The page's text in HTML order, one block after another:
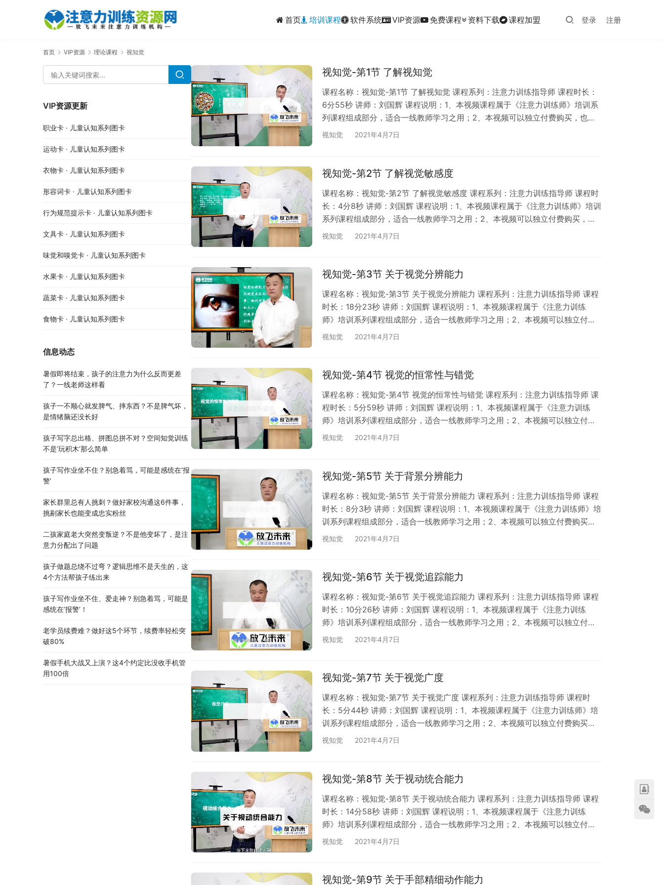
首页 培训课程 软件系统 VIP资源 免费课程 资料下载 课程加盟 登录 注册
首页 VIP资源 理论课程 视知觉
视知觉-第1节 了解视知觉
课程名称：视知觉-第1节 了解视知觉 课程系列：注意力训练指导师 课程时长：
6分55秒 讲师：刘国辉 课程说明：1、本视频课程属于《注意力训练师》培训系
列课程组成部分，适合一线教师学习之用；2、本视频可以独立付费购买，也可
升级VIP后免费观看；3、本课程版权和肖像权受法律保护，任何人不得将本课程
视知觉 2021年4月7日
视知觉-第2节 了解视觉敏感度
课程名称：视知觉-第2节 了解视觉敏感度 课程系列：注意力训练指导师 课程时
长：4分8秒 讲师：刘国辉 课程说明：1、本视频课程属于《注意力训练师》培训
系列课程组成部分，适合一线教师学习之用；2、本视频可以独立付费购买，也
可升级VIP后免费观看；3、本课程版权和肖像权受法律保护，任何人不得将本课
视知觉 2021年4月7日
视知觉-第3节 关于视觉分辨能力
课程名称：视知觉-第3节 关于视觉分辨能力 课程系列：注意力训练指导师 课程
时长：18分23秒 讲师：刘国辉 课程说明：1、本视频课程属于《注意力训练
师》培训系列课程组成部分，适合一线教师学习之用；2、本视频可以独立付费
购买，也可升级VIP后免费观看；3、本课程版权和肖像权受法律保护，任何人不
视知觉 2021年4月7日
视知觉-第4节 视觉的恒常性与错觉
课程名称：视知觉-第4节 视觉的恒常性与错觉 课程系列：注意力训练指导师 课
程时长：5分59秒 讲师：刘国辉 课程说明：1、本视频课程属于《注意力训练
师》培训系列课程组成部分，适合一线教师学习之用；2、本视频可以独立付费
购买，也可升级VIP后免费观看；3、本课程版权和肖像权受法律保护，任何人不
视知觉 2021年4月7日
视知觉-第5节 关于背景分辨能力
课程名称：视知觉-第5节 关于背景分辨能力 课程系列：注意力训练指导师 课程
时长：8分3秒 讲师：刘国辉 课程说明：1、本视频课程属于《注意力训练师》培
训系列课程组成部分，适合一线教师学习之用；2、本视频可以独立付费购买，
也可升级VIP后免费观看；3、本课程版权和肖像权受法律保护，任何人不得将本
视知觉 2021年4月7日
视知觉-第6节 关于视觉追踪能力
课程名称：视知觉-第6节 关于视觉追踪能力 课程系列：注意力训练指导师 课程
时长：10分26秒 讲师：刘国辉 课程说明：1、本视频课程属于《注意力训练
师》培训系列课程组成部分，适合一线教师学习之用；2、本视频可以独立付费
购买，也可升级VIP后免费观看；3、本课程版权和肖像权受法律保护，任何人不
视知觉 2021年4月7日
视知觉-第7节 关于视觉广度
课程名称：视知觉-第7节 关于视觉广度 课程系列：注意力训练指导师 课程时
长：5分44秒 讲师：刘国辉 课程说明：1、本视频课程属于《注意力训练师》培
训系列课程组成部分，适合一线教师学习之用；2、本视频可以独立付费购买，
也可升级VIP后免费观看；3、本课程版权和肖像权受法律保护，任何人不得将本
视知觉 2021年4月7日
视知觉-第8节 关于视动统合能力
课程名称：视知觉-第8节 关于视动统合能力 课程系列：注意力训练指导师 课程
时长：14分58秒 讲师：刘国辉 课程说明：1、本视频课程属于《注意力训练
师》培训系列课程组成部分，适合一线教师学习之用；2、本视频可以独立付费
购买，也可升级VIP后免费观看；3、本课程版权和肖像权受法律保护，任何人不
视知觉 2021年4月7日
视知觉-第9节 关于手部精细动作能力
VIP资源更新
职业卡 · 儿童认知系列图卡
运动卡 · 儿童认知系列图卡
衣物卡 · 儿童认知系列图卡
形容词卡 · 儿童认知系列图卡
行为规范提示卡 · 儿童认知系列图卡
文具卡 · 儿童认知系列图卡
味觉和嗅觉卡 · 儿童认知系列图卡
水果卡 · 儿童认知系列图卡
蔬菜卡 · 儿童认知系列图卡
食物卡 · 儿童认知系列图卡
信息动态
暑假即将结束，孩子的注意力为什么反而更差
了？一线老师这样看
孩子一不顺心就发脾气、摔东西？不是脾气坏，
是情绪脑还没长好
孩子写字总出格、拼图总拼不对？空间知觉训练
不是’玩积木’那么简单
孩子写作业坐不住？别急着骂，可能是感统在’报
警’
家长群里总有人挑刺？做好家校沟通这6件事，
挑剔家长也能变成忠实粉丝
二孩家庭老大突然变叛逆？不是他变坏了，是注
意力分配出了问题
孩子做题总绕不过弯？逻辑思维不是天生的，这
4个方法帮孩子练出来
孩子写作业坐不住、爱走神？别急着骂，可能是
感统在’报警’！
老学员续费难？做好这5个环节，续费率轻松突
破80%
暑假手机大战又上演？这4个约定比没收手机管
用100倍